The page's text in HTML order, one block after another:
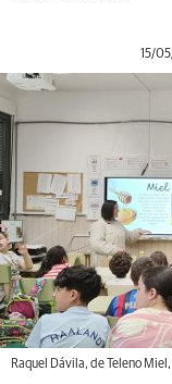
15/
Raquel Dávila, de Teleno